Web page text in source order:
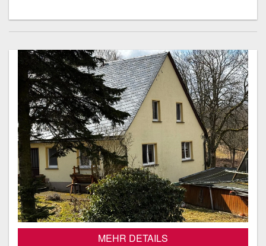
MEHR DETAILS